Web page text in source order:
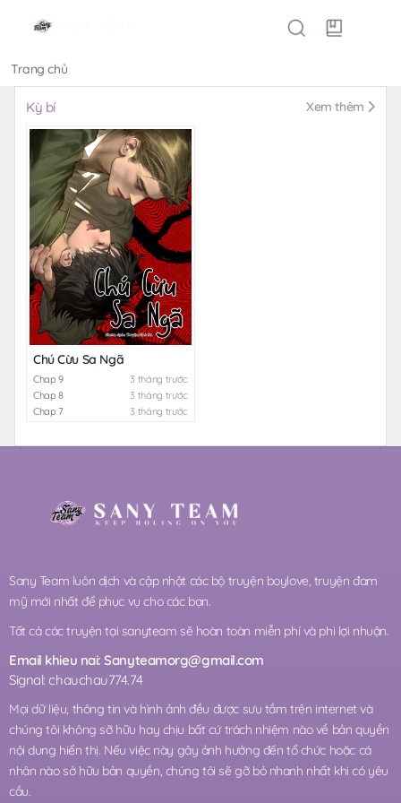
Trang chủ
Kỳ bí Xem thêm
Chú Cừu Sa Ngã
Chap 9
3 tháng trước
Chap 8
3 tháng trước
Chap 7
3 tháng trước
Sany Team luôn dịch và cập nhật các bộ truyện boylove, truyện đam
mỹ mới nhất để phục vụ cho các bạn.
Tất cả các truyện tại sanyteam sẽ hoàn toàn miễn phí và phi lợi nhuận.
Email khieu nai:Sanyteamorg@gmail.com
Signal: chauchau774.74
Mọi dữ liệu, thông tin và hình ảnh đều được sưu tầm trên internet và
chúng tôi không sỡ hữu hay chịu bất cứ trách nhiệm nào về bản quyền
nội dung hiển thị. Nếu việc này gây ảnh hưởng đến tổ chức hoặc cá
nhân nào sở hữu bản quyền, chúng tôi sẽ gỡ bỏ nhanh nhất khi có yêu
cầu.